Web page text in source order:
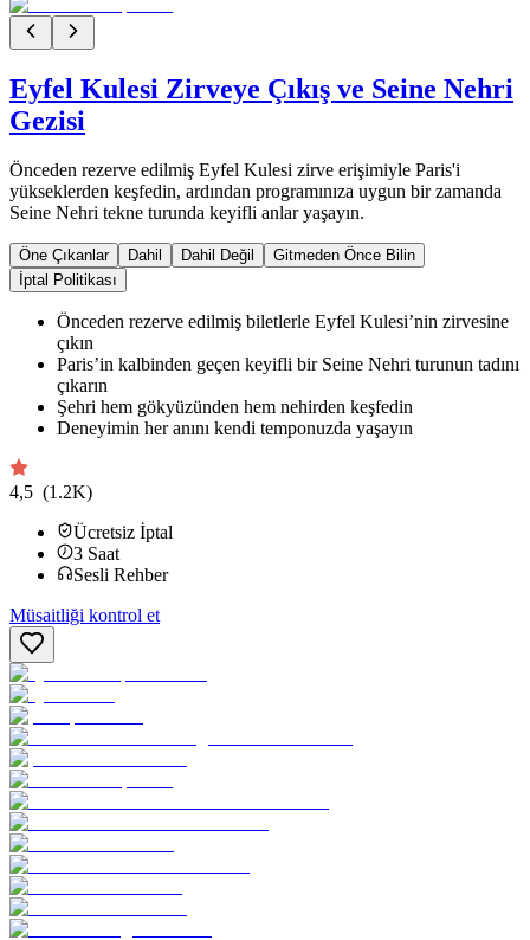
Eyfel Kulesi Zirveye Çıkış ve Seine Nehri
Gezisi
Önceden rezerve edilmiş Eyfel Kulesi zirve erişimiyle Paris'i
yükseklerden keşfedin, ardından programınıza uygun bir zamanda
Seine Nehri tekne turunda keyifli anlar yaşayın.
Öne Çıkanlar Dahil Dahil Değil
Gitmeden Önce Bilin
İptal Politikası
Önceden rezerve edilmiş biletlerle Eyfel Kulesi’nin zirvesine
çıkın
Paris’in kalbinden geçen keyifli bir Seine Nehri turunun tadını
çıkarın
Şehri hem gökyüzünden hem nehirden keşfedin
Deneyimin her anını kendi temponuzda yaşayın
4,5 (1.2K)
Ücretsiz İptal
3 Saat
Sesli Rehber
Müsaitliği kontrol et